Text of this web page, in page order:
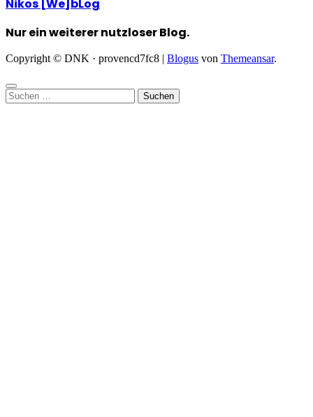
Nikos [We]bLog
Nur ein weiterer nutzloser Blog.
Copyright © DNK · provencd7fc8 | Blogus von Themeansar.
Suchen
nach: